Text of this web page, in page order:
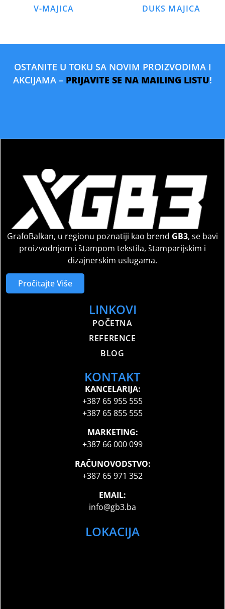
V-MAJICA DUKS MAJICA
OSTANITE U TOKU SA NOVIM PROIZVODIMA I
AKCIJAMA – PRIJAVITE SE NA MAILING LISTU!
GrafoBalkan, u regionu poznatiji kao brend GB3, se bavi
proizvodnjom i štampom tekstila, štamparijskim i
dizajnerskim uslugama.
Pročitajte Više
LINKOVI
POČETNA
REFERENCE
BLOG
KONTAKT
KANCELARIJA:
+387 65 955 555
+387 65 855 555
MARKETING:
+387 66 000 099
RAČUNOVODSTVO:
+387 65 971 352
EMAIL:
info@gb3.ba
LOKACIJA